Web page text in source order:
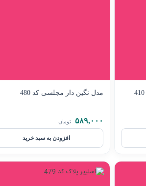
مدل نگین دار مجلسی کد 480
۵۸۹,۰۰۰ تومان
افزودن به سبد خرید